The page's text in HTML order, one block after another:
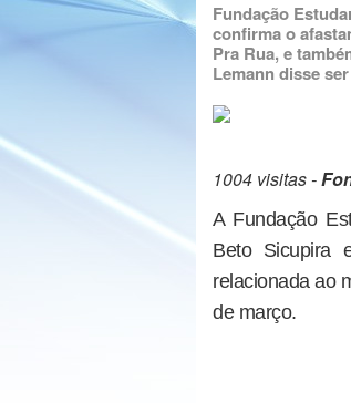
Fundação
confirma o
Pra Rua, e
Lemann disse ser
1004 visitas -
A Fundação
Beto Sicupira
relacionada ao
de março.